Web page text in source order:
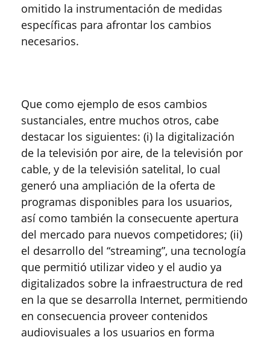
omitido la instrumentación de medidas
específicas para afrontar los cambios
necesarios.
Que como ejemplo de esos cambios
sustanciales, entre muchos otros, cabe
destacar los siguientes: (i) la digitalización
de la televisión por aire, de la televisión por
cable, y de la televisión satelital, lo cual
generó una ampliación de la oferta de
programas disponibles para los usuarios,
así como también la consecuente apertura
del mercado para nuevos competidores; (ii)
el desarrollo del “streaming”, una tecnología
que permitió utilizar video y el audio ya
digitalizados sobre la infraestructura de red
en la que se desarrolla Internet, permitiendo
en consecuencia proveer contenidos
audiovisuales a los usuarios en forma